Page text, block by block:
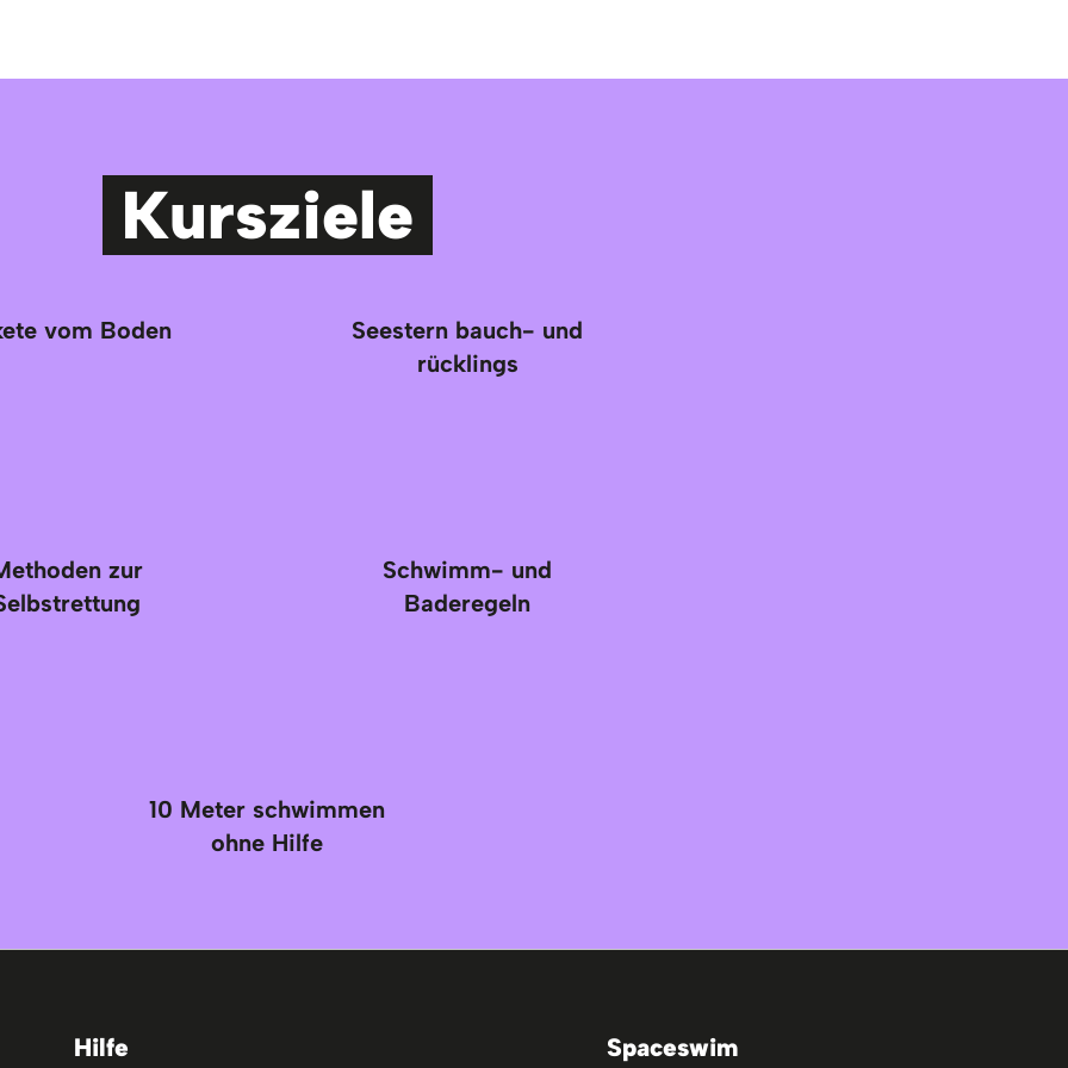
Kursziele
vom Boden
zur
Seestern bauch- und
rücklings
Schwimm- und
Baderegeln
10 Meter schwimmen
ohne Hilfe
Hilfe Spaceswim